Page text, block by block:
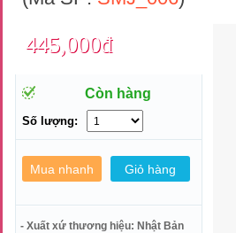
445,000đ
Còn hàng
Số lượng:
- Xuất xứ thương hiệu: Nhật Bản